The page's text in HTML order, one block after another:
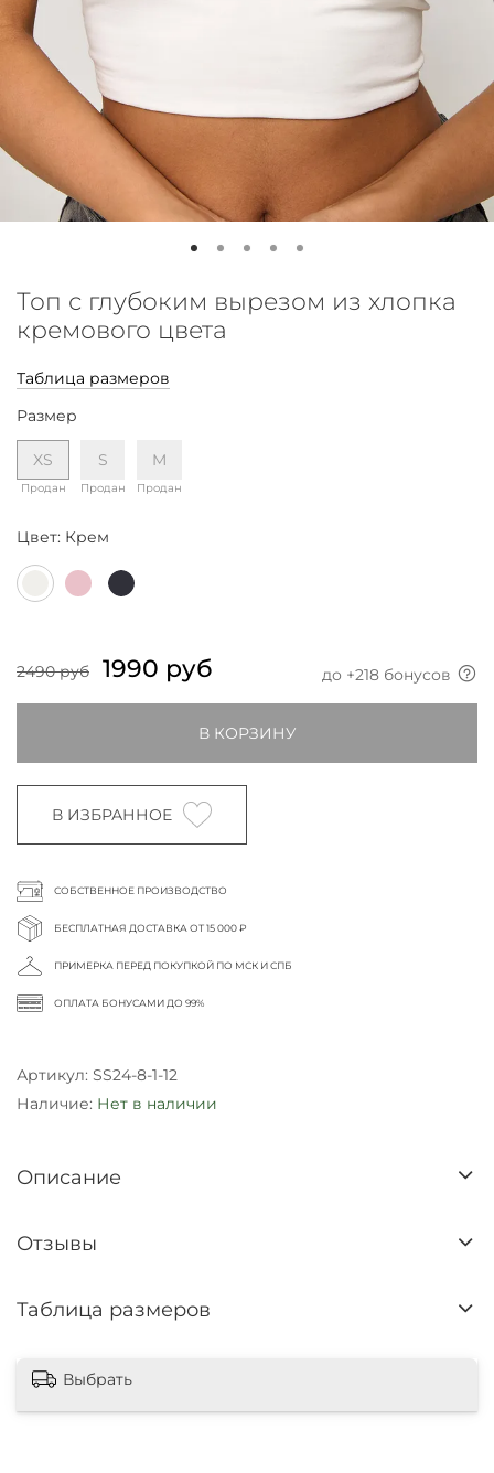
Топ с глубоким вырезом из хлопка
кремового цвета
Таблица размеров
Размер
XS
Продан
S
Продан
M
Продан
Цвет: Крем
2490 руб 1990 руб до +218 бонусов
В КОРЗИНУ
В ИЗБРАННОЕ
СОБСТВЕННОЕ ПРОИЗВОДСТВО
БЕСПЛАТНАЯ ДОСТАВКА ОТ 15 000 ₽
ПРИМЕРКА ПЕРЕД ПОКУПКОЙ ПО МСК И СПБ
ОПЛАТА БОНУСАМИ ДО 99%
Артикул: SS24-8-1-12
Наличие: Нет в наличии
Описание
Отзывы
Таблица размеров
Выбрать